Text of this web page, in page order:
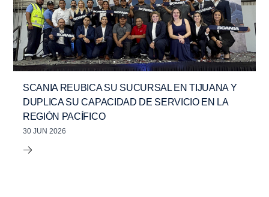
SCANIA REUBICA SU SUCURSAL EN TIJUANA Y
DUPLICA SU CAPACIDAD DE SERVICIO EN LA
REGIÓN PACÍFICO
30 JUN 2026